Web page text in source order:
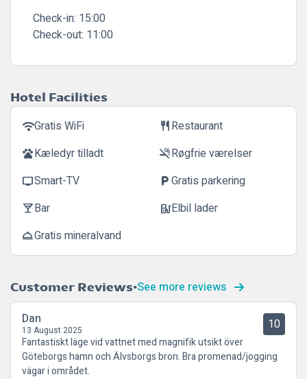
Check-in: 15:00
Check-out: 11:00
Hotel Facilities
wifiGratis WiFi restaurantRestaurant
petsKæledyr tilladt smoke_freeRøgfrie værelser
tvSmart-TV local_parkingGratis parkering
local_barBar ev_stationElbil lader
room_serviceGratis mineralvand
Customer Reviews See more reviews
Dan
13 August 2025 10
Fantastiskt läge vid vattnet med magnifik utsikt över
Göteborgs hamn och Älvsborgs bron. Bra promenad/jogging
vägar i området.